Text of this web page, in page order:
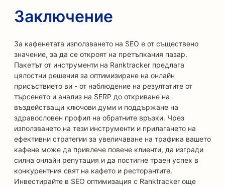
Заключение
За кафенетата използването на SEO е от съществено
значение, за да се откроят на претъпкания пазар.
Пакетът от инструменти на Ranktracker предлага
цялостни решения за оптимизиране на онлайн
присъствието ви - от наблюдение на резултатите от
търсенето и анализ на SERP до откриване на
въздействащи ключови думи и поддържане на
здравословен профил на обратните връзки. Чрез
използването на тези инструменти и прилагането на
ефективни стратегии за увеличаване на трафика вашето
кафене може да привлече повече клиенти, да изгради
силна онлайн репутация и да постигне траен успех в
конкурентния свят на кафето и ресторантите.
Инвестирайте в SEO оптимизация с Ranktracker още